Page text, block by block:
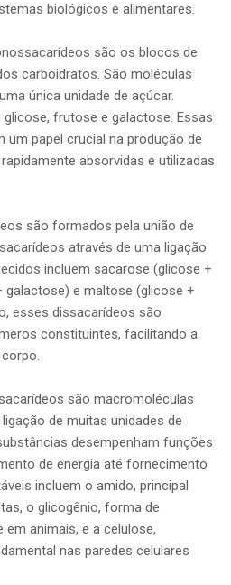
biológicos e alimentares.
são os blocos de
carboidratos. São moléculas
única unidade de açúcar.
frutose e galactose. Essas
um papel crucial na produção de
absorvidas e utilizadas
são formados pela união de
através de uma ligação
incluem sacarose (glicose +
e maltose (glicose +
esses dissacarídeos são
constituintes, facilitando a
são macromoléculas
de muitas unidades de
desempenham funções
de energia até fornecimento
incluem o amido, principal
o glicogênio, forma de
animais, e a celulose,
nas paredes celulares